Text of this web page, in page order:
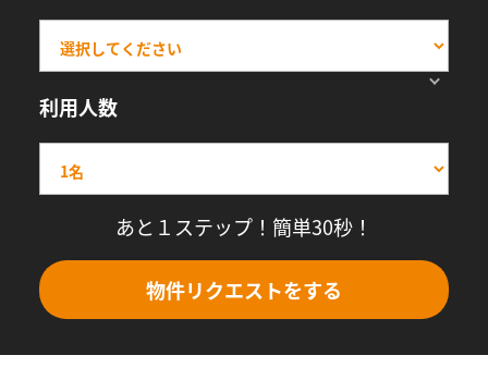
利用人数
あと１ステップ！簡単30秒！
物件リクエストをする